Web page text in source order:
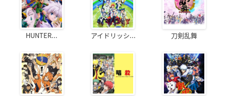
HUNTER... アイドリッシ... 刀剣乱舞